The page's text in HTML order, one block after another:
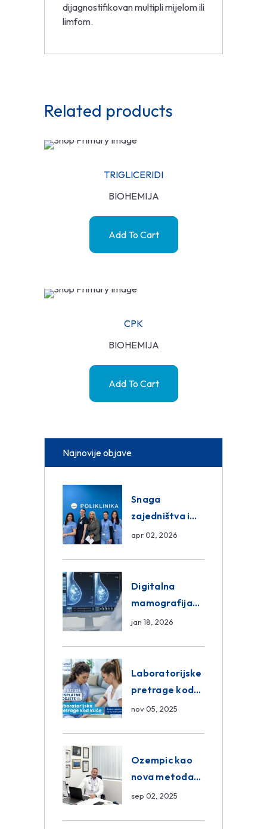
dijagnostifikovan multipli mijelom ili
limfom.
Related products
TRIGLICERIDI
BIOHEMIJA
Add To Cart
CPK
BIOHEMIJA
Add To Cart
Najnovije objave
Snaga
zajedništva i
razmjena
Group
apr 02, 2026
Digitalna
mamografija
Sarajevo –
Centar
Poliklinika
jan 18, 2026
Laboratorijske
pretrage kod
kuće – novo u
Poliklinici
nov 05, 2025
Ozempic kao
nova metoda
mršavljenja: da
sep 02, 2025